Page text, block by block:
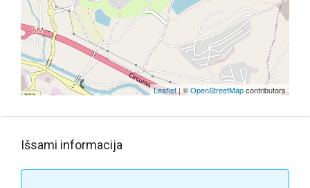
Leaflet| ©OpenStreetMapcontributors
Išsami informacija